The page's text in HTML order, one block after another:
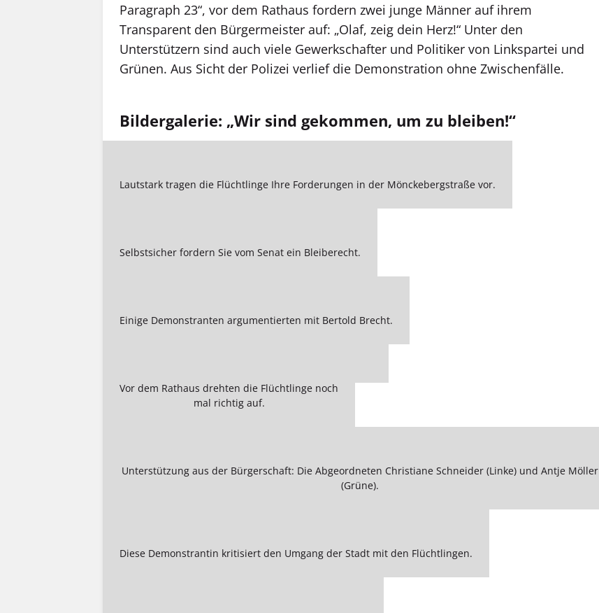
Paragraph 23“, vor dem Rathaus fordern zwei junge Männer auf ihrem
Transparent den Bürgermeister auf: „Olaf, zeig dein Herz!“ Unter den
Unterstützern sind auch viele Gewerkschafter und Politiker von Linkspartei und
Grünen. Aus Sicht der Polizei verlief die Demonstration ohne Zwischenfälle.
Bildergalerie: „Wir sind gekommen, um zu bleiben!“
Lautstark tragen die Flüchtlinge Ihre Forderungen in der Mönckebergstraße vor.
Selbstsicher fordern Sie vom Senat ein Bleiberecht.
Einige Demonstranten argumentierten mit Bertold Brecht.
Vor dem Rathaus drehten die Flüchtlinge noch
mal richtig auf.
Unterstützung aus der Bürgerschaft: Die Abgeordneten Christiane Schneider (Linke) und Antje Möller
(Grüne).
Diese Demonstrantin kritisiert den Umgang der Stadt mit den Flüchtlingen.